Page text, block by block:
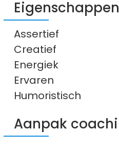
Eigenschappen
Assertief
Creatief
Energiek
Ervaren
Humoristisch
Aanpak